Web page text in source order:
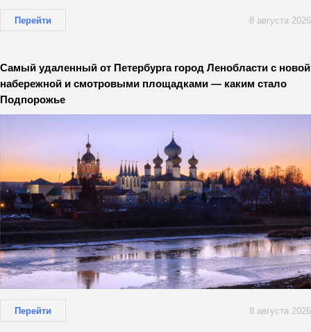
Перейти 8 августа 2026
Самый удаленный от Петербурга город Ленобласти с новой
набережной и смотровыми площадками — каким стало
Подпорожье
Перейти 8 августа 2026